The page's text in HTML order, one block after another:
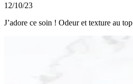
12/10/23
J’adore ce soin ! Odeur et texture au top